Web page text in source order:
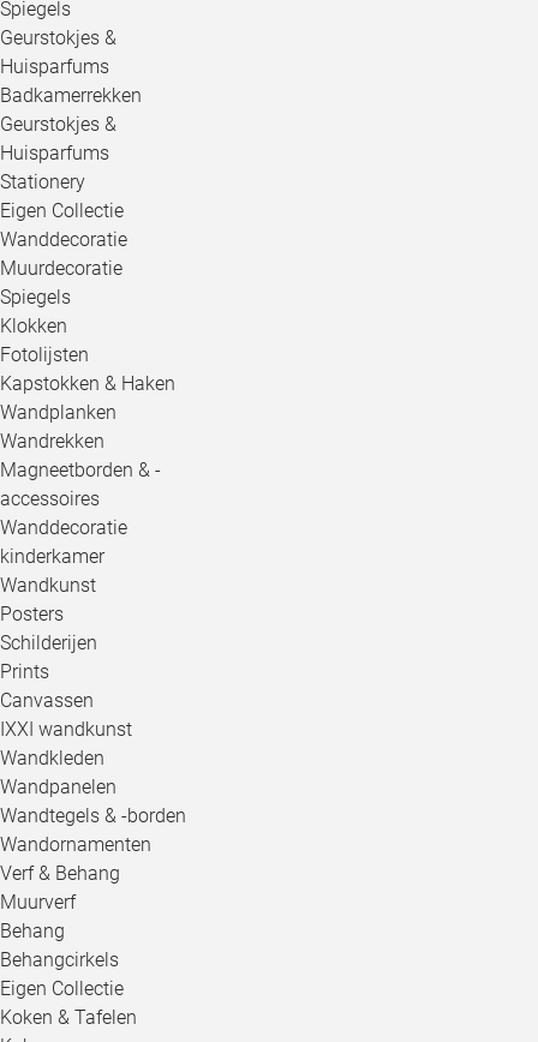
Spiegels
Geurstokjes &
Huisparfums
Badkamerrekken
Geurstokjes &
Huisparfums
Stationery
Eigen Collectie
Wanddecoratie
Muurdecoratie
Spiegels
Klokken
Fotolijsten
Kapstokken & Haken
Wandplanken
Wandrekken
Magneetborden & -
accessoires
Wanddecoratie
kinderkamer
Wandkunst
Posters
Schilderijen
Prints
Canvassen
IXXI wandkunst
Wandkleden
Wandpanelen
Wandtegels & -borden
Wandornamenten
Verf & Behang
Muurverf
Behang
Behangcirkels
Eigen Collectie
Koken & Tafelen